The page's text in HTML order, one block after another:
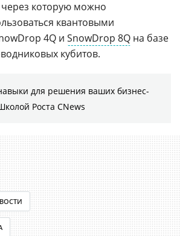
которую можно
квантовыми
4Q и SnowDrop 8Q на базе
кубитов.
для решения ваших бизнес-
Роста CNews